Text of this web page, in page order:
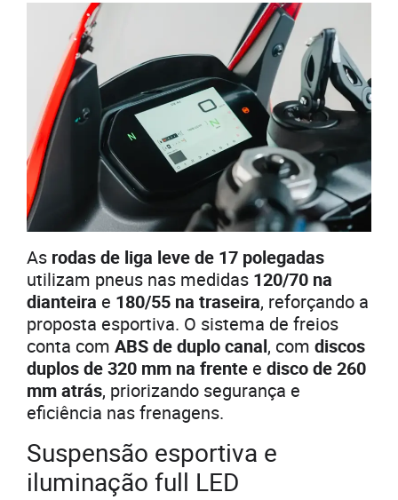
As rodas de liga leve de 17 polegadas
utilizam pneus nas medidas 120/70 na
dianteira e 180/55 na traseira, reforçando a
proposta esportiva. O sistema de freios
conta com ABS de duplo canal, com discos
duplos de 320 mm na frente e disco de 260
mm atrás, priorizando segurança e
eficiência nas frenagens.
Suspensão esportiva e
iluminação full LED